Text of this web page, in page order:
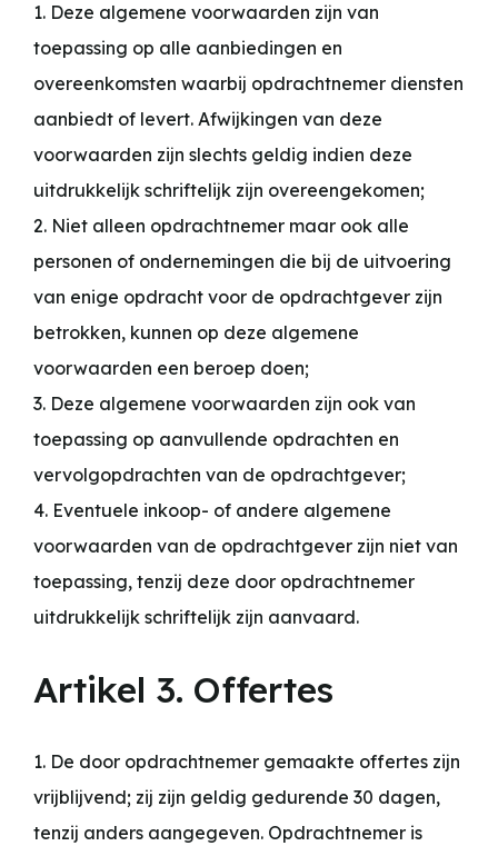
1. Deze algemene voorwaarden zijn van
toepassing op alle aanbiedingen en
overeenkomsten waarbij opdrachtnemer diensten
aanbiedt of levert. Afwijkingen van deze
voorwaarden zijn slechts geldig indien deze
uitdrukkelijk schriftelijk zijn overeengekomen;
2. Niet alleen opdrachtnemer maar ook alle
personen of ondernemingen die bij de uitvoering
van enige opdracht voor de opdrachtgever zijn
betrokken, kunnen op deze algemene
voorwaarden een beroep doen;
3. Deze algemene voorwaarden zijn ook van
toepassing op aanvullende opdrachten en
vervolgopdrachten van de opdrachtgever;
4. Eventuele inkoop- of andere algemene
voorwaarden van de opdrachtgever zijn niet van
toepassing, tenzij deze door opdrachtnemer
uitdrukkelijk schriftelijk zijn aanvaard.
Artikel 3. Offertes
1. De door opdrachtnemer gemaakte offertes zijn
vrijblijvend; zij zijn geldig gedurende 30 dagen,
tenzij anders aangegeven. Opdrachtnemer is